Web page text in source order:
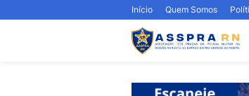
Início Quem Somos